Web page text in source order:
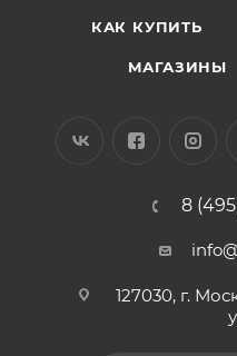
КАК КУПИТЬ
МАГАЗИНЫ
8
127030, г.